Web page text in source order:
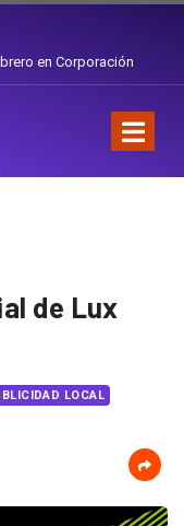
en Corporación
de Lux
LOCAL